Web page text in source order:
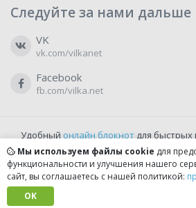
Следуйте за нами дальше
VK
vk.com/vilkanet
Facebook
fb.com/vilka.net
Удобный онлайн блокнотдля быстрых
бесплатно и доступно прямо
Мы используем файлы cookie для
функциональности и улучшения нашего
сайт, вы соглашаетесь с нашей политикой:
OK